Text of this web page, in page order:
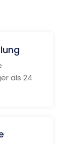
als 24